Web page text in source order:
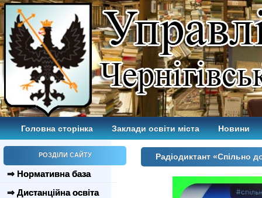
Головна сторінка Заклади освіти міста Новини
РОЗДІЛИ САЙТУ
⇒ Нормативна база
⇒ Дистанційна освіта
Радіодиктант «Спільно